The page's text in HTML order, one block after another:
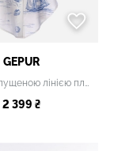
GEPUR
Блуза зі спущеною лінією плеча
2 399 ₴